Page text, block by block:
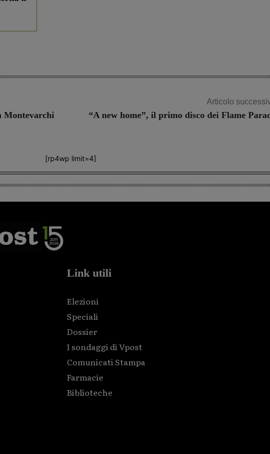
Montevarchi
Articolo
“A new home”, il primo disco dei Flame
[rp4wp limit=4]
Link utili
Elezioni
Speciali
Dossier
I sondaggi di Vpost
Comunicati Stampa
Farmacie
Biblioteche